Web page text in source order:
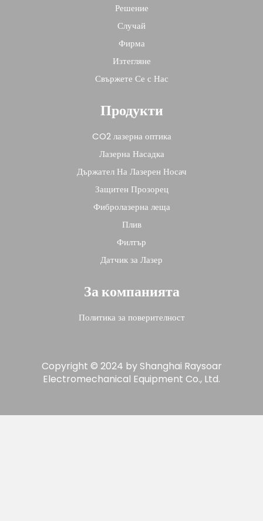
Решение
Случай
Фирма
Изтегляне
Свържете Се с Нас
Продукти
CO2 лазерна оптика
Лазерна Насадка
Държател На Лазерен Носач
Защитен Прозорец
Фибролазерна леща
Плив
Филтър
Датчик за Лазер
За компанията
Политика за поверителност
Copyright © 2024 by Shanghai Raysoar
Electromechanical Equipment Co., Ltd.